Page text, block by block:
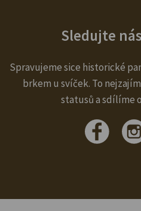
Sledujte
Spravujeme sice historické
brkem u svíček. To
statusů a sdílíme